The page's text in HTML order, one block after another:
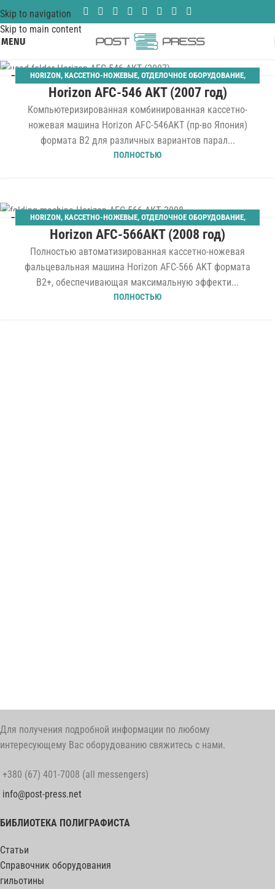
Skip to navigation
Skip to main content
MENU
03 HORIZON, КАССЕТНО-НОЖЕВЫЕ, ОТДЕЛОЧНОЕ ОБОРУДОВАНИЕ,
ПЛОСКОСТАПЕЛЬНЫЙ САМОНАКЛАД ,ФАЛЬЦЕВАЛЬНЫЕ
Horizon AFC-546 AKT (2007 год)
Компьютеризированная комбинированная кассетно-
ножевая машина Horizon AFC-546AKT (пр-во Япония)
формата B2 для различных вариантов парал...
ПОЛНОСТЬЮ
30 HORIZON, КАССЕТНО-НОЖЕВЫЕ, ОТДЕЛОЧНОЕ ОБОРУДОВАНИЕ,
ПЛОСКОСТАПЕЛЬНЫЙ САМОНАКЛАД ,ФАЛЬЦЕВАЛЬНЫЕ
Horizon AFC-566AKT (2008 год)
Полностью автоматизированная кассетно-ножевая
фальцевальная машина Horizon AFC-566 AKT формата
B2+, обеспечивающая максимальную эффекти...
ПОЛНОСТЬЮ
Для получения подробной информации по любому
интересующему Вас оборудованию свяжитесь с нами.
+380 (67) 401-7008 (all messengers)
info@post-press.net
БИБЛИОТЕКА ПОЛИГРАФИСТА
Статьи
Справочник оборудования
гильотины